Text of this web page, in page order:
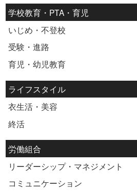
学校教育・PTA・育児
いじめ・不登校
受験・進路
育児・幼児教育
ライフスタイル
衣生活・美容
終活
労働組合
リーダーシップ・マネジメント
コミュニケーション